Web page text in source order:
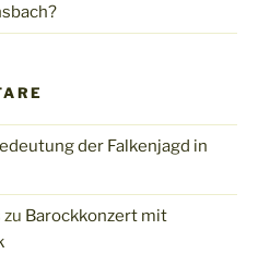
der Falkenjagd in
zu Barockkonzert mit